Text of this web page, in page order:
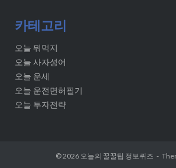
카테고리
오늘 뭐먹지
오늘 사자성어
오늘 운세
오늘 운전면허필기
오늘 투자전략
© 2026 오늘의 꿀꿀팁 정보퀴즈